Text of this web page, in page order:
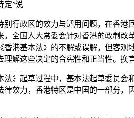
”说
政区的效力与适用问题，在香港回
，全国人大常委会针对香港的政制改
香港基本法》的不解或误解，但客
理解这些决定的合宪性和正当性。换
起草过程中，基本法起草委员会和
律效力，香港特区是中国的一部分，